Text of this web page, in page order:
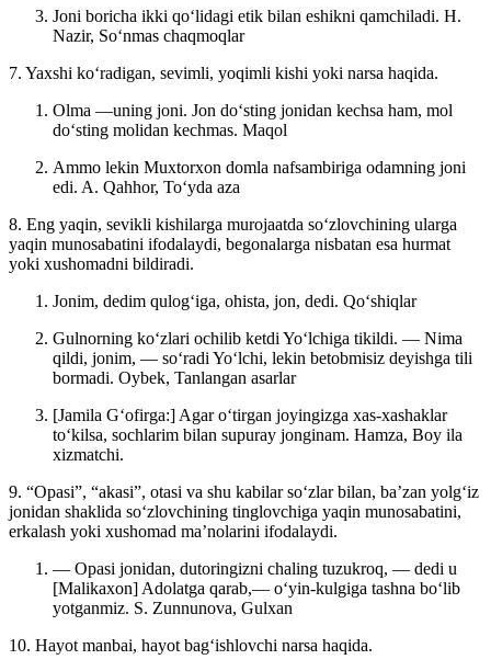
Joni boricha ikki qoʻlidagi etik bilan eshikni qamchiladi. H.
Nazir, Soʻnmas chaqmoqlar
7. Yaxshi koʻradigan, sevimli, yoqimli kishi yoki narsa haqida.
Olma —uning joni. Jon doʻsting jonidan kechsa ham, mol
doʻsting molidan kechmas. Maqol
Ammo lekin Muxtorxon domla nafsambiriga odamning joni
edi. A. Qahhor, Toʻyda aza
8. Eng yaqin, sevikli kishilarga murojaatda soʻzlovchining ularga
yaqin munosabatini ifodalaydi, begonalarga nisbatan esa hurmat
yoki xushomadni bildiradi.
Jonim, dedim qulogʻiga, ohista, jon, dedi. Qoʻshiqlar
Gulnorning koʻzlari ochilib ketdi Yoʻlchiga tikildi. — Nima
qildi, jonim, — soʻradi Yoʻlchi, lekin betobmisiz deyishga tili
bormadi. Oybek, Tanlangan asarlar
[Jamila Gʻofirga:] Agar oʻtirgan joyingizga xas-xashaklar
toʻkilsa, sochlarim bilan supuray jonginam. Hamza, Boy ila
xizmatchi.
9. “Opasi”, “akasi”, otasi va shu kabilar soʻzlar bilan, baʼzan yolgʻiz
jonidan shaklida soʻzlovchining tinglovchiga yaqin munosabatini,
erkalash yoki xushomad maʼnolarini ifodalaydi.
— Opasi jonidan, dutoringizni chaling tuzukroq, — dedi u
[Malikaxon] Adolatga qarab,— oʻyin-kulgiga tashna boʻlib
yotganmiz. S. Zunnunova, Gulxan
10. Hayot manbai, hayot bagʻishlovchi narsa haqida.